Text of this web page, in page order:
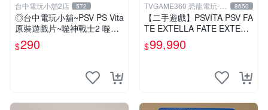
台中電玩小舖2店 572
◎台中電玩小舖~PSV PS Vita
原裝遊戲片~噬神戰士2 噬神
者2 ~290
$290
TVGAME360 恐龍電玩-台
中店
8650
【二手遊戲】PSVITA PSV FA
TE EXTELLA FATE EXTELL
A 中文版【台中恐龍電玩】
$99,990